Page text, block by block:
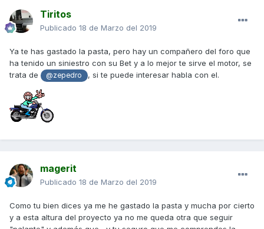
Tiritos
Publicado 18 de Marzo del 2019
Ya te has gastado la pasta, pero hay un compañero del foro que
ha tenido un siniestro con su Bet y a lo mejor te sirve el motor, se
trata de
@zepedro , si te puede interesar habla con el.
magerit
Publicado 18 de Marzo del 2019
Como tu bien dices ya me he gastado la pasta y mucha por cierto
y a esta altura del proyecto ya no me queda otra que seguir